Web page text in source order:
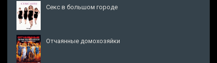
Секс в большом городе
Отчаянные домохозяйки